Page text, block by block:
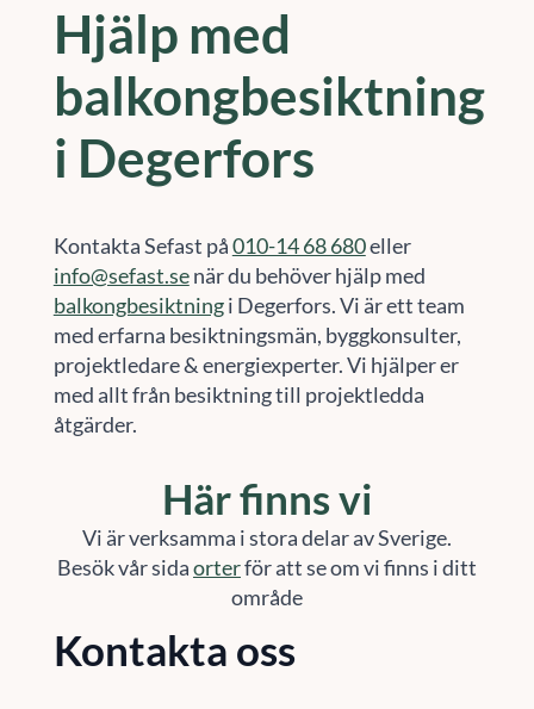
Hjälp med
balkongbesiktning
i Degerfors
Kontakta Sefast på010-14 68 680eller
info@sefast.senär du behöver hjälp med
balkongbesiktningi Degerfors. Vi är ett team
med erfarna besiktningsmän, byggkonsulter,
projektledare & energiexperter. Vi hjälper er
med allt från besiktning till projektledda
åtgärder.
Här finns vi
Vi är verksamma i stora delar av Sverige.
Besök vår sidaorterför att se om vi finns i ditt
område
Kontakta oss